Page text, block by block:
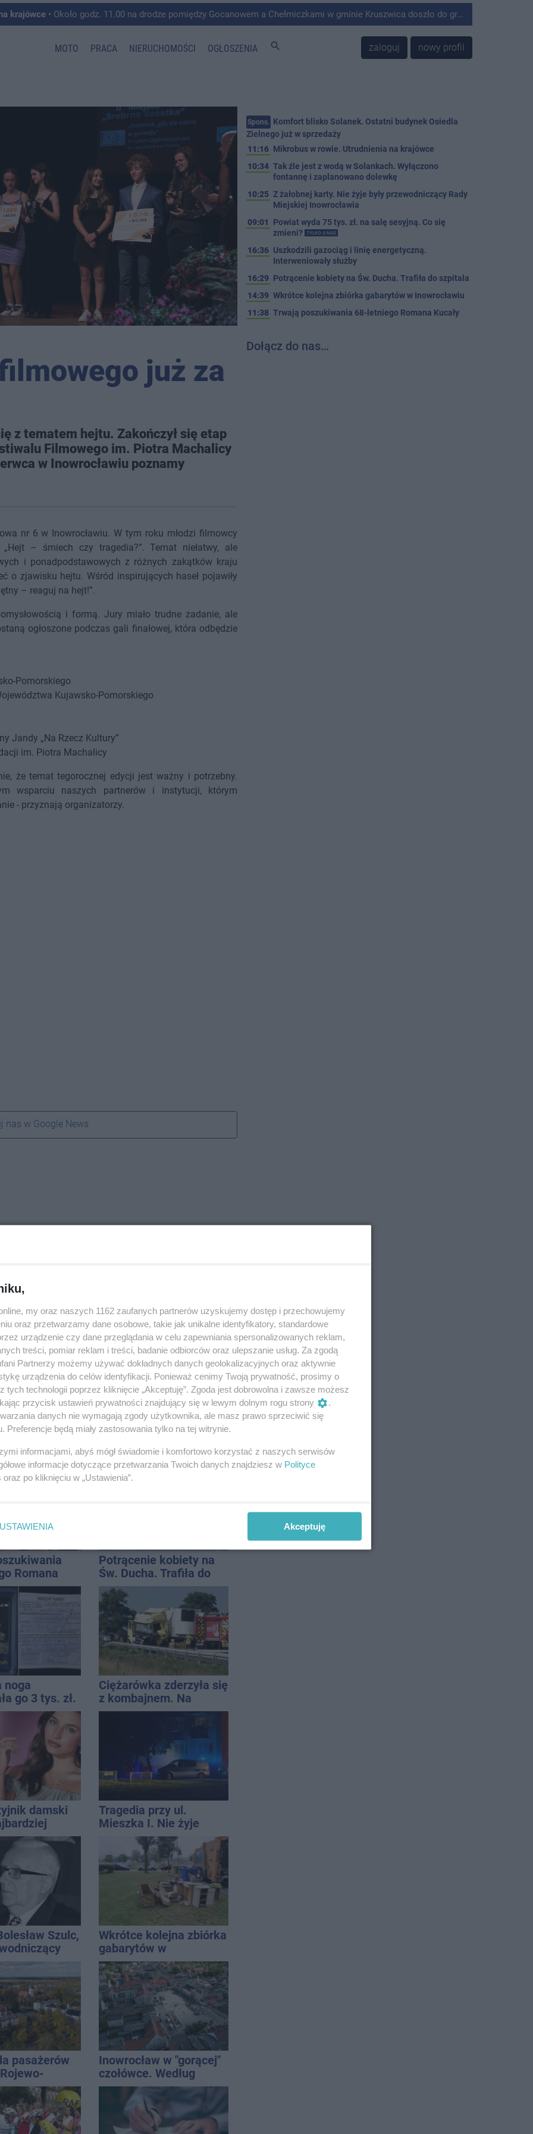
krajówce • Około godz. 11.00 na drodze pomiędzy Gocanowem a Chełmiczkami w gminie Kruszwica doszło do groźnie wyglądającego zdarzenia.
MOTO PRACA NIERUCHOMOŚCI OGŁOSZENIA search zaloguj nowy profil
już za
z tematem hejtu. Zakończył się etap
Filmowego im. Piotra Machalicy
w Inowrocławiu poznamy
nr 6 w Inowrocławiu. W tym roku młodzi filmowcy
– śmiech czy tragedia?”. Temat niełatwy, ale
i ponadpodstawowych z różnych zakątków kraju
o zjawisku hejtu. Wśród inspirujących haseł pojawiły
– reaguj na hejt!”.
i formą. Jury miało trudne zadanie, ale
ogłoszone podczas gali finałowej, która odbędzie
Pomorskiego
Kujawsko-Pomorskiego
Jandy „Na Rzecz Kultury”
im. Piotra Machalicy
że temat tegorocznej edycji jest ważny i potrzebny.
wsparciu naszych partnerów i instytucji, którym
- przyznają organizatorzy.
nas w Google News
radiowóz na
ciągłej tuż
ENEJ i Dżem wśród
gwiazd tegorocznego
święta miasta
Romana
Potrącenie kobiety na
Św. Ducha. Trafiła do
szpitala
noga
go 3 tys. zł.
punktów
Ciężarówka zderzyła się
z kombajnem. Na
miejscu lądował
damski
Modele,
do wielu
Tragedia przy ul.
Mieszka I. Nie żyje
osoba, która wypadła z
czwartego piętra
Szulc,
i
dyrektor SP
Wkrótce kolejna zbiórka
gabarytów w
Inowrocławiu
pasażerów
Inowrocław w "gorącej"
czołówce. Według
analizy Onetu nasze
miasto jest jednym z
najbardziej narażonych
na upały
Spons. Komfort blisko Solanek. Ostatni budynek Osiedla
Zielnego już w sprzedaży
11:16 Mikrobus w rowie. Utrudnienia na krajówce
10:34 Tak źle jest z wodą w Solankach. Wyłączono
fontannę i zaplanowano dolewkę
10:25 Z żałobnej karty. Nie żyje były przewodniczący Rady
Miejskiej Inowrocławia
09:01
Powiat wyda 75 tys. zł. na salę sesyjną. Co się
zmieni?
TYLKO U NAS
16:36 Uszkodzili gazociąg i linię energetyczną.
Interweniowały służby
16:29 Potrącenie kobiety na Św. Ducha. Trafiła do szpitala
14:39 Wkrótce kolejna zbiórka gabarytów w Inowrocławiu
11:38 Trwają poszukiwania 68-letniego Romana Kucały
Dołącz do nas…
my oraz naszych 1162 zaufanych partnerów uzyskujemy dostęp i przechowujemy
oraz przetwarzamy dane osobowe, takie jak unikalne identyfikatory, standardowe
urządzenie czy dane przeglądania w celu zapewniania spersonalizowanych reklam,
treści, pomiar reklam i treści, badanie odbiorców oraz ulepszanie usług. Za zgodą
Partnerzy możemy używać dokładnych danych geolokalizacyjnych oraz aktywnie
urządzenia do celów identyfikacji. Ponieważ cenimy Twoją prywatność, prosimy o
tych technologii poprzez kliknięcie „Akceptuję”. Zgoda jest dobrowolna i zawsze możesz
przycisk ustawień prywatności znajdujący się w lewym dolnym rogu strony
.
danych nie wymagają zgody użytkownika, ale masz prawo sprzeciwić się
Preferencje będą miały zastosowania tylko na tej witrynie.
informacjami, abyś mógł świadomie i komfortowo korzystać z naszych serwisów
informacje dotyczące przetwarzania Twoich danych znajdziesz w Polityce
oraz po kliknięciu w „Ustawienia”.
USTAWIENIA Akceptuję